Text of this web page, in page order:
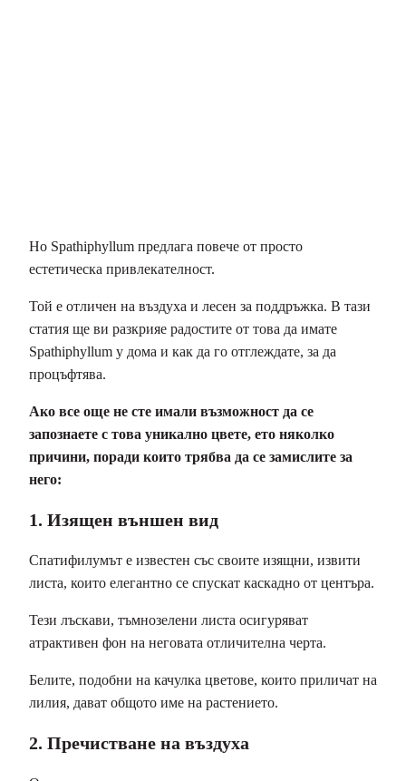
Но Spathiphyllum предлага повече от просто
естетическа привлекателност.
Той е отличен на въздуха и лесен за поддръжка. В тази
статия ще ви разкрияе радостите от това да имате
Spathiphyllum у дома и как да го отглеждате, за да
процъфтява.
Ако все още не сте имали възможност да се
запознаете с това уникално цвете, ето няколко
причини, поради които трябва да се замислите за
него:
1. Изящен външен вид
Спатифилумът е известен със своите изящни, извити
листа, които елегантно се спускат каскадно от центъра.
Тези лъскави, тъмнозелени листа осигуряват
атрактивен фон на неговата отличителна черта.
Белите, подобни на качулка цветове, които приличат на
лилия, дават общото име на растението.
2. Пречистване на въздуха